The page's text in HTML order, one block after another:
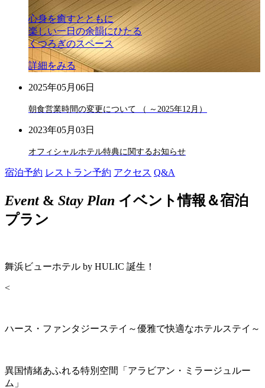
心身を癒すとともに
楽しい一日の余韻にひたる
くつろぎのスペース
詳細をみる
2025年05月06日
朝食営業時間の変更について （ ～2025年12月）
2023年05月03日
オフィシャルホテル特典に関するお知らせ
宿泊予約 レストラン予約 アクセス Q&A
Event& Stay Plan イベント情報＆宿泊
プラン
舞浜ビューホテル by HULIC 誕生！
<
ハース・ファンタジーステイ～優雅で快適なホテルステイ～
異国情緒あふれる特別空間「アラビアン・ミラージュルー
ム」